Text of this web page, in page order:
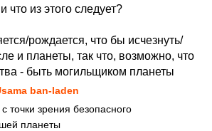
что из этого следует?
рождается, что бы исчезнуть/
и планеты, так что, возможно, что
- быть могильщиком планеты
ban-laden
точки зрения безопасного
планеты